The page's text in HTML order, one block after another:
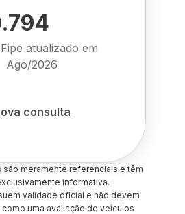
atualizado em
Ago/2026
consulta
meramente referenciais e têm
informativa.
validade oficial e não devem
uma avaliação de veículos